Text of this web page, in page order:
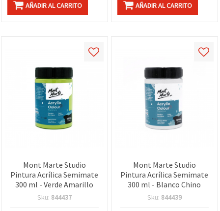
AÑADIR AL CARRITO AÑADIR AL CARRITO
Mont Marte Studio
Pintura Acrílica Semimate
300 ml - Verde Amarillo
Sku: 844437
Mont Marte Studio
Pintura Acrílica Semimate
300 ml - Blanco Chino
Sku: 844439